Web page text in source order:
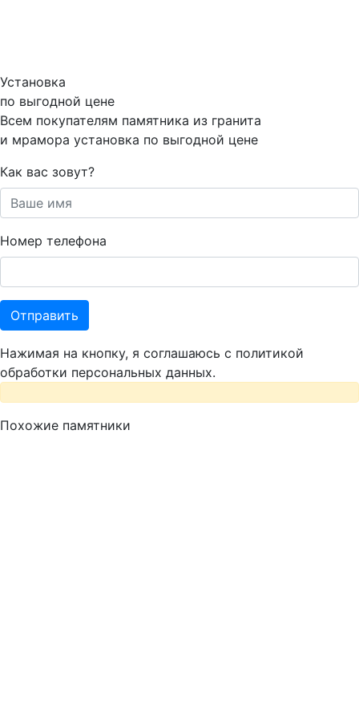
Установка
по выгодной цене
Всем покупателям памятника из гранита
и мрамора установка по выгодной цене
Как вас зовут?
Номер телефона
Нажимая на кнопку, я соглашаюсь с политикой
обработки персональных данных.
Похожие памятники